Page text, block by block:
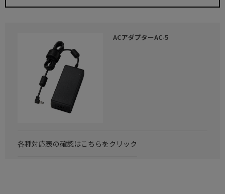
ACアダプターAC-5
各種対応表の確認はこちらをクリック